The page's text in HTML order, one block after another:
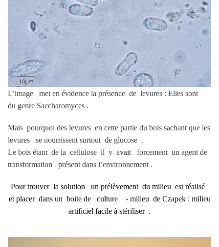
L’image met en évidence la présence de levures : Elles sont
du genre Saccharomyces .
Mais pourquoi des levures en cette partie du bois sachant que les
levures se nourrissent surtout de glucose .
Le bois étant de la cellulose il y avait forcement un agent de
transformation présent dans l’environnement .
Pour trouver la solution un prélèvement du milieu est réalisé
et placer dans un boite de culture - milieu de Czapek : milieu
artificiel facile à stériliser .